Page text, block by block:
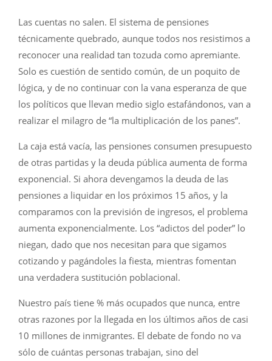
Las cuentas no salen. El sistema de pensiones
técnicamente quebrado, aunque todos nos resistimos a
reconocer una realidad tan tozuda como apremiante.
Solo es cuestión de sentido común, de un poquito de
lógica, y de no continuar con la vana esperanza de que
los políticos que llevan medio siglo estafándonos, van a
realizar el milagro de “la multiplicación de los panes”.
La caja está vacía, las pensiones consumen presupuesto
de otras partidas y la deuda pública aumenta de forma
exponencial. Si ahora devengamos la deuda de las
pensiones a liquidar en los próximos 15 años, y la
comparamos con la previsión de ingresos, el problema
aumenta exponencialmente. Los “adictos del poder” lo
niegan, dado que nos necesitan para que sigamos
cotizando y pagándoles la fiesta, mientras fomentan
una verdadera sustitución poblacional.
Nuestro país tiene % más ocupados que nunca, entre
otras razones por la llegada en los últimos años de casi
10 millones de inmigrantes. El debate de fondo no va
sólo de cuántas personas trabajan, sino del